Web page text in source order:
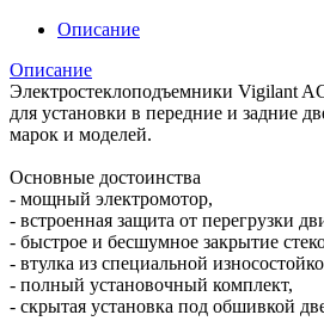
Описание
Описание
Электростеклоподъемники Vigilant
для установки в передние и задние
марок и моделей.
Основные достоинства
- мощный электромотор,
- встроенная защита от перегрузки
- быстрое и бесшумное закрытие
- втулка из специальной
- полный установочный комплект,
- скрытая установка под обшивкой